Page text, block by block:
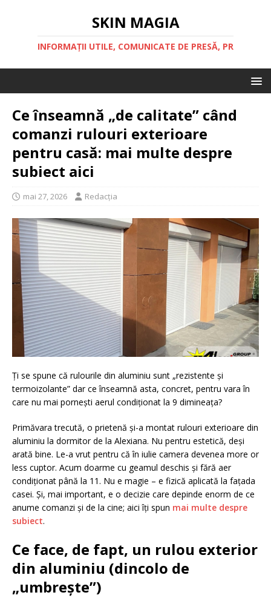
SKIN MAGIA
INFORMAȚII UTILE, COMUNICATE DE PRESĂ, PR
Ce înseamnă „de calitate” când
comanzi rulouri exterioare
pentru casă: mai multe despre
subiect aici
mai 27, 2026 Redacția
Ți se spune că rulourile din aluminiu sunt „rezistente și
termoizolante” dar ce înseamnă asta, concret, pentru vara în
care nu mai pornești aerul condiționat la 9 dimineața?
Primăvara trecută, o prietenă și-a montat rulouri exterioare din
aluminiu la dormitor de la Alexiana. Nu pentru estetică, deși
arată bine. Le-a vrut pentru că în iulie camera devenea more or
less cuptor. Acum doarme cu geamul deschis și fără aer
condiționat până la 11. Nu e magie – e fizică aplicată la fațada
casei. Și, mai important, e o decizie care depinde enorm de ce
anume comanzi și de la cine; aici îți spun mai multe despre
subiect.
Ce face, de fapt, un rulou exterior
din aluminiu (dincolo de
„umbrește”)